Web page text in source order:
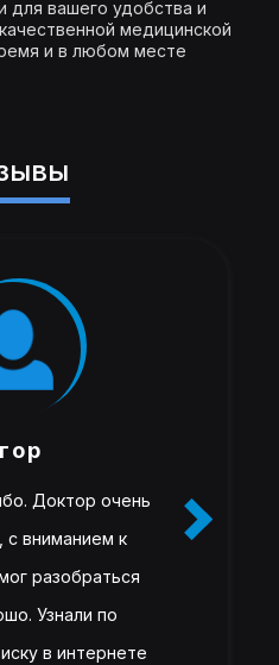
для вашего удобства и
медицинской
и в любом месте
Доктор очень
с вниманием к
разобраться
Узнали по
в интернете